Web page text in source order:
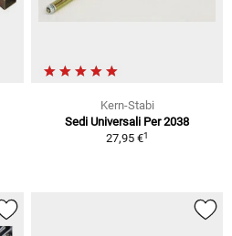
Kern-Stabi
Sedi Universali Per 2038
27,95 €1